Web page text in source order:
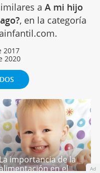
a A mi hijo
, en la categoría
2017
2020
importancia de la
en el
Ad